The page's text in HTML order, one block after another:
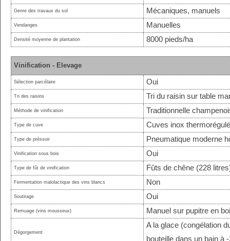
Genre des travaux du sol Mécaniques, manuels
Vendanges Manuelles
Densité moyenne de plantation 8000 pieds/ha
Vinification - Elevage
Sélection parcélaire Oui
Tri des raisins Tri du raisin sur table
Méthode de vinification Traditionnelle
Type de cuve Cuves inox
Type de préssoir Pneumatique moderne
Vinification sous bois Oui
Type de fût de vinification Fûts de chêne (228
Fermentation malolactique des vins blancs Non
Soutirage Oui
Remuage (vins mousseux) Manuel sur pupitre en
Dégorgement
A la glace (congélation
bouteille dans un bain à